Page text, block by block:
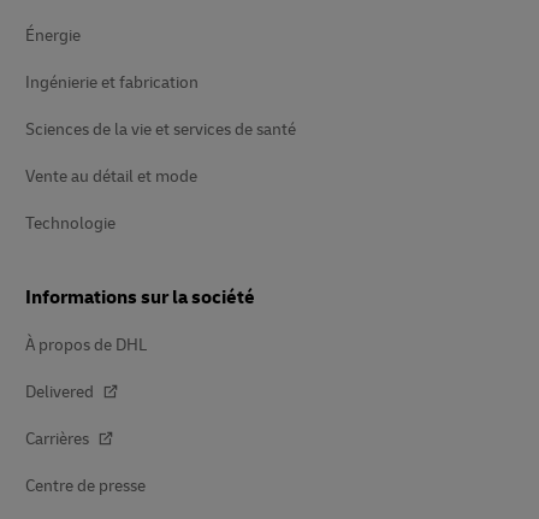
Énergie
Ingénierie et fabrication
Sciences de la vie et services de santé
Vente au détail et mode
Technologie
Informations sur la société
À propos de DHL
Delivered
Carrières
Centre de presse